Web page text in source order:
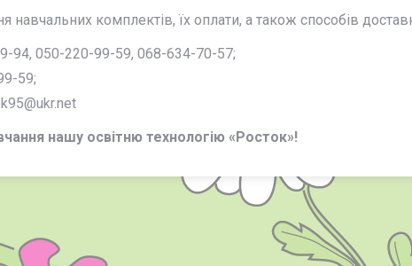
навчальних комплектів, їх оплати, а також способів
94, 050-220-99-59, 068-634-70-57;
59;
нашу освітню технологію «Росток»!